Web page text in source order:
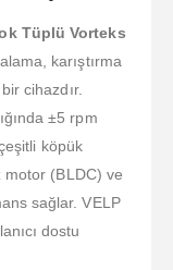
Tüplü Vorteks
karıştırma
cihazdır.
±5 rpm
köpük
motor (BLDC) ve
sağlar. VELP
dostu